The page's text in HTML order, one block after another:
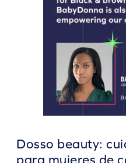
Dosso beauty:
para mujeres de